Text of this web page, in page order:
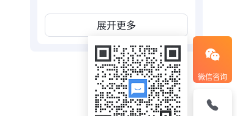
展开更多
微信咨询